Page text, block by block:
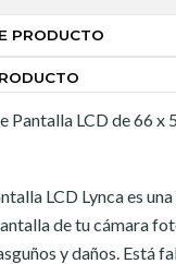
PRODUCTO
Pantalla LCD de 66 x
LCD Lynca es
de tu cámara
y daños. Está